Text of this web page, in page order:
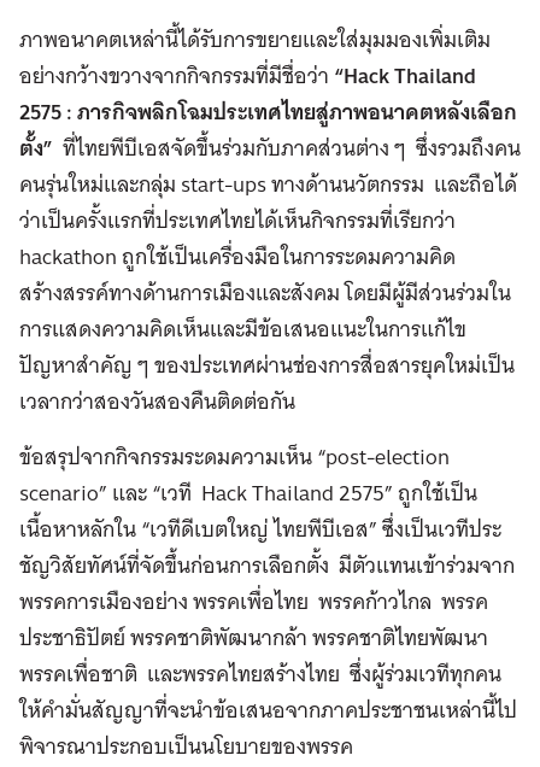
ภาพอนาคตเหล่านี้ได้รับการขยายและใส่มุมมองเพิ่มเติม
อย่างกว้างขวางจากกิจกรรมที่มีชื่อว่า“Hack Thailand
2575 :ภารกิจพลิกโฉมประเทศไทยสู่ภาพอนาคตหลังเลือก
ตั้ง” ที่ไทยพีบีเอสจัดขึ้นร่วมกับภาคส่วนต่าง ๆ ซึ่งรวมถึงคน
คนรุ่นใหม่และกลุ่ม start-ups ทางด้านนวัตกรรม และถือได้
ว่าเป็นครั้งแรกที่ประเทศไทยได้เห็นกิจกรรมที่เรียกว่า
hackathon ถูกใช้เป็นเครื่องมือในการระดมความคิด
สร้างสรรค์ทางด้านการเมืองและสังคม โดยมีผู้มีส่วนร่วมใน
การแสดงความคิดเห็นและมีข้อเสนอแนะในการแก้ไข
ปัญหาสำคัญ ๆ ของประเทศผ่านช่องการสื่อสารยุคใหม่เป็น
เวลากว่าสองวันสองคืนติดต่อกัน
ข้อสรุปจากกิจกรรมระดมความเห็น “post-election
scenario” และ “เวที Hack Thailand 2575” ถูกใช้เป็น
เนื้อหาหลักใน “เวทีดีเบตใหญ่ ไทยพีบีเอส” ซึ่งเป็นเวทีประ
ชัญวิสัยทัศน์ที่จัดขึ้นก่อนการเลือกตั้ง มีตัวแทนเข้าร่วมจาก
พรรคการเมืองอย่าง พรรคเพื่อไทย พรรคก้าวไกล พรรค
ประชาธิปัตย์ พรรคชาติพัฒนากล้า พรรคชาติไทยพัฒนา
พรรคเพื่อชาติ และพรรคไทยสร้างไทย ซึ่งผู้ร่วมเวทีทุกคน
ให้คำมั่นสัญญาที่จะนำข้อเสนอจากภาคประชาชนเหล่านี้ไป
พิจารณาประกอบเป็นนโยบายของพรรค